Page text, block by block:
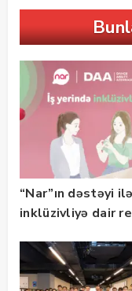
“Nar”ın dəstəyi ilə
inklüzivliyə dair
təqdim edilir